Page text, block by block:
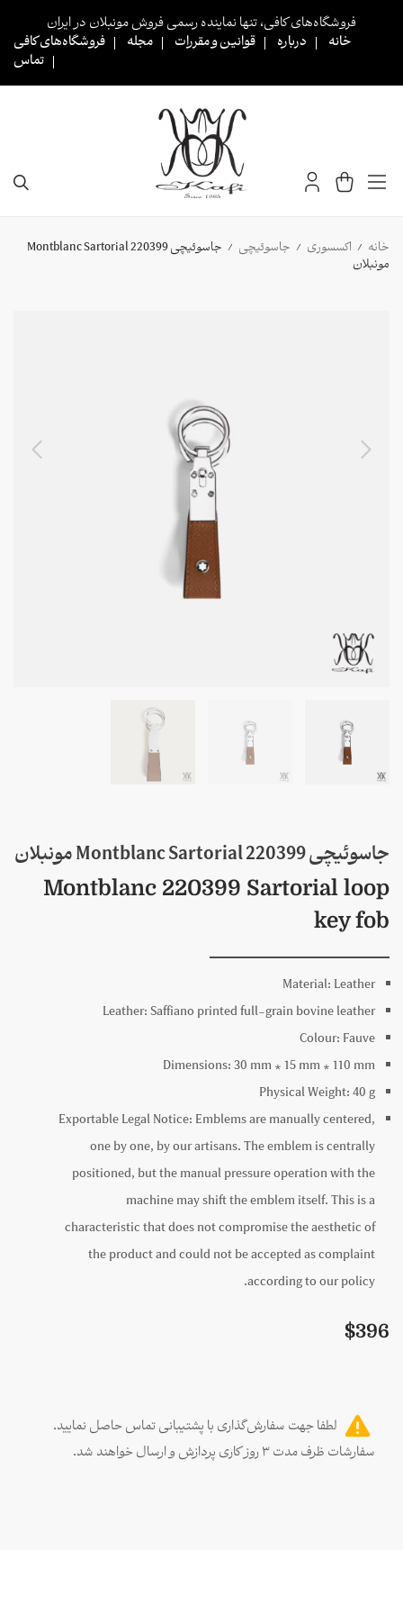
فروشگاه‌های کافی، تنها نماینده رسمی فروش مونبلان در ایران
خانه
درباره قوانین و مقررات مجله
فروشگاه‌های کافی
تماس
خانه / اکسسوری / جاسوئیچی /
جاسوئیچی 220399 Montblanc Sartorial
مونبلان
جاسوئیچی 220399 Montblanc Sartorial مونبلان
Montblanc 220399 Sartorial loop
key fob
Material: Leather
Leather:Saffiano printed full-grain bovine leather
Colour: Fauve
Dimensions:30 mm * 15 mm * 110 mm
Physical Weight:40 g
Exportable Legal Notice: Emblems are manually centered,
one by one, by our artisans. The emblem is centrally
positioned, but the manual pressure operation with the
machine may shift the emblem itself. This is a
characteristic that does not compromise the aesthetic of
the product and could not be accepted as complaint
according to our policy.
$396
لطفا جهت سفارش‌گذاری با پشتیبانی تماس حاصل نمایید.
سفارشات ظرف مدت ۳ روز کاری پردازش و ارسال خواهند شد.